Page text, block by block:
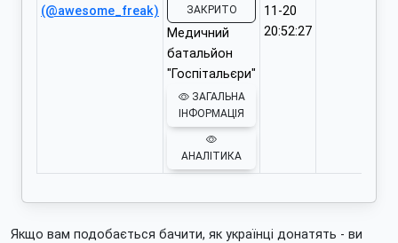
(@awesome_freak)
ЗАКРИТО
Медичний
батальйон
"Госпітальєри"
ЗАГАЛЬНА
ІНФОРМАЦІЯ
АНАЛІТИКА
11-20
20:52:27
Якщо вам подобається бачити, як українці донатять - ви